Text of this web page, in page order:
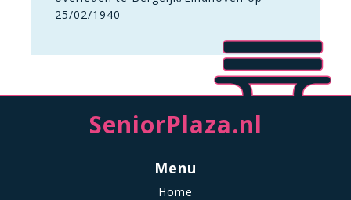
25/02/1940
SeniorPlaza.nl
Menu
Home